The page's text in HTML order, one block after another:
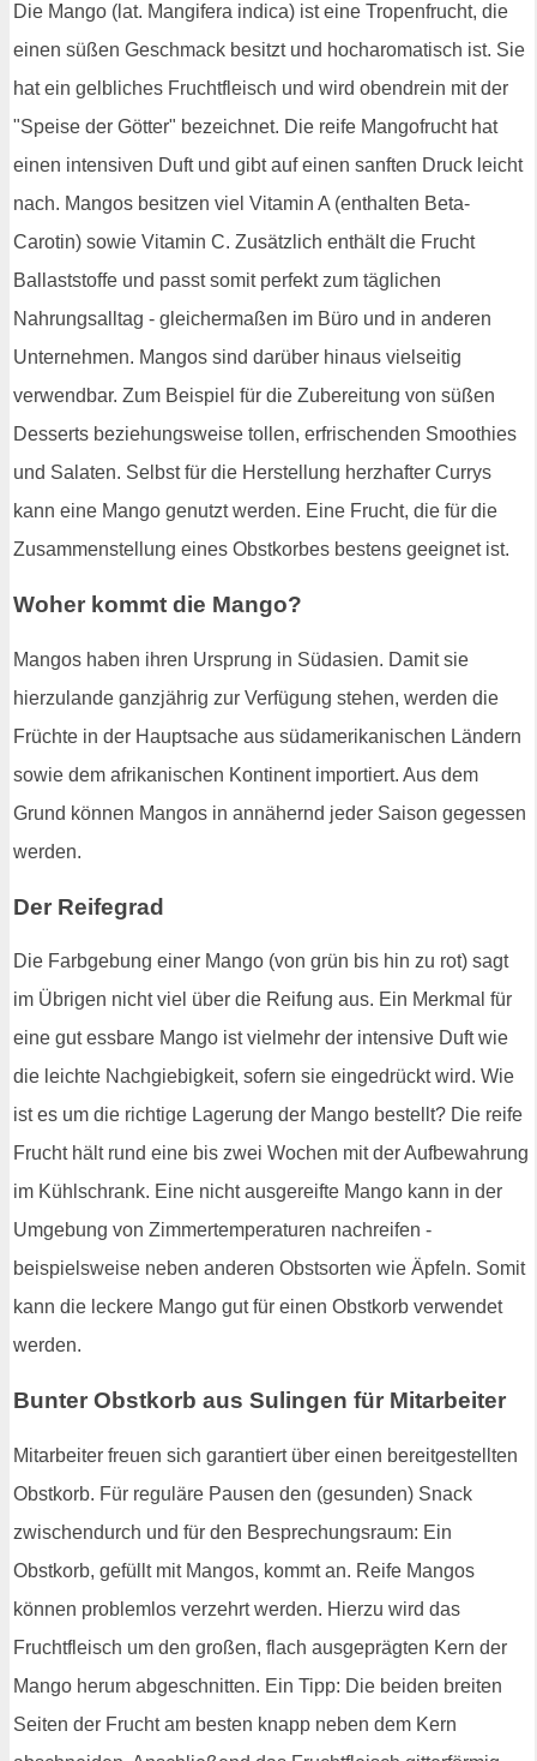
Die Mango (lat. Mangifera indica) ist eine Tropenfrucht, die
einen süßen Geschmack besitzt und hocharomatisch ist. Sie
hat ein gelbliches Fruchtfleisch und wird obendrein mit der
"Speise der Götter" bezeichnet. Die reife Mangofrucht hat
einen intensiven Duft und gibt auf einen sanften Druck leicht
nach. Mangos besitzen viel Vitamin A (enthalten Beta-
Carotin) sowie Vitamin C. Zusätzlich enthält die Frucht
Ballaststoffe und passt somit perfekt zum täglichen
Nahrungsalltag - gleichermaßen im Büro und in anderen
Unternehmen. Mangos sind darüber hinaus vielseitig
verwendbar. Zum Beispiel für die Zubereitung von süßen
Desserts beziehungsweise tollen, erfrischenden Smoothies
und Salaten. Selbst für die Herstellung herzhafter Currys
kann eine Mango genutzt werden. Eine Frucht, die für die
Zusammenstellung eines Obstkorbes bestens geeignet ist.
Woher kommt die Mango?
Mangos haben ihren Ursprung in Südasien. Damit sie
hierzulande ganzjährig zur Verfügung stehen, werden die
Früchte in der Hauptsache aus südamerikanischen Ländern
sowie dem afrikanischen Kontinent importiert. Aus dem
Grund können Mangos in annähernd jeder Saison gegessen
werden.
Der Reifegrad
Die Farbgebung einer Mango (von grün bis hin zu rot) sagt
im Übrigen nicht viel über die Reifung aus. Ein Merkmal für
eine gut essbare Mango ist vielmehr der intensive Duft wie
die leichte Nachgiebigkeit, sofern sie eingedrückt wird. Wie
ist es um die richtige Lagerung der Mango bestellt? Die reife
Frucht hält rund eine bis zwei Wochen mit der Aufbewahrung
im Kühlschrank. Eine nicht ausgereifte Mango kann in der
Umgebung von Zimmertemperaturen nachreifen -
beispielsweise neben anderen Obstsorten wie Äpfeln. Somit
kann die leckere Mango gut für einen Obstkorb verwendet
werden.
Bunter Obstkorb aus Sulingen für Mitarbeiter
Mitarbeiter freuen sich garantiert über einen bereitgestellten
Obstkorb. Für reguläre Pausen den (gesunden) Snack
zwischendurch und für den Besprechungsraum: Ein
Obstkorb, gefüllt mit Mangos, kommt an. Reife Mangos
können problemlos verzehrt werden. Hierzu wird das
Fruchtfleisch um den großen, flach ausgeprägten Kern der
Mango herum abgeschnitten. Ein Tipp: Die beiden breiten
Seiten der Frucht am besten knapp neben dem Kern